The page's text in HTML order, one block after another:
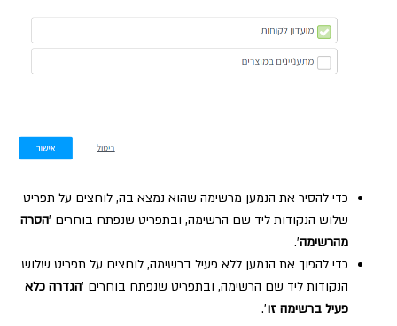
כדי להסיר את הנמען מרשימה שהוא נמצא בה, לוחצים על תפריט
שלוש הנקודות ליד שם הרשימה, ובתפריט שנפתח בוחרים 'הסרה
מהרשימה'.
כדי להפוך את הנמען ללא פעיל ברשימה, לוחצים על תפריט שלוש
הנקודות ליד שם הרשימה, ובתפריט שנפתח בוחרים 'הגדרה כלא
פעיל ברשימה זו'.